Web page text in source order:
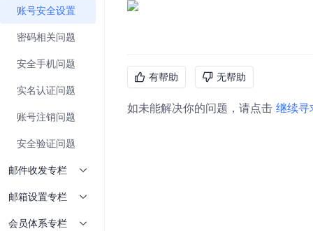
账号安全设置
密码相关问题
安全手机问题
实名认证问题
账号注销问题
安全验证问题
邮件收发专栏
邮箱设置专栏
会员体系专栏
有帮助 无帮助
如未能解决你的问题，请点击 继续寻